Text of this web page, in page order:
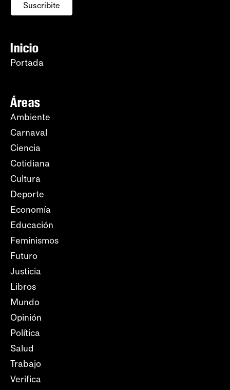
Suscribite
Inicio
Portada
Áreas
Ambiente
Carnaval
Ciencia
Cotidiana
Cultura
Deporte
Economía
Educación
Feminismos
Futuro
Justicia
Libros
Mundo
Opinión
Política
Salud
Trabajo
Verifica